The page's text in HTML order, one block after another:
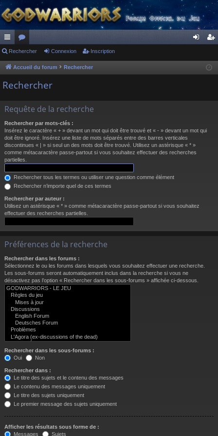
ac
co
ur
s
or
u
m
cri
Rechercher Connexion Inscription
Accueil du forum Rechercher
Rechercher
Requête de la recherche
Rechercher par mots-clés :
Insérez le caractère « + » devant un mot qui doit être trouvé et « - » devant un mot qui
doit être ignoré. Insérez une liste de mots séparés entre des barres verticales
discontinues « | » si seul un des mots doit être trouvé. Utilisez un astérisque « * »
comme métacaractère passe-partout si vous souhaitez effectuer des recherches
partielles.
Rechercher tous les termes ou utiliser une question comme élément
Rechercher n’importe quel de ces termes
Rechercher par auteur :
Utilisez un astérisque « * » comme métacaractère passe-partout si vous souhaitez
effectuer des recherches partielles.
Préférences de la recherche
Rechercher dans les forums :
Sélectionnez le ou les forums dans lesquels vous souhaitez effectuer une recherche.
Les sous-forums seront automatiquement inclus dans la recherche si vous ne
désactivez pas l’option « Rechercher dans les sous-forums » affichée ci-dessous.
Rechercher dans les sous-forums :
Oui
Non
Rechercher dans :
Le titre des sujets et le contenu des messages
Le contenu des messages uniquement
Le titre des sujets uniquement
Le premier message des sujets uniquement
Afficher les résultats sous forme de :
Messages
Sujets